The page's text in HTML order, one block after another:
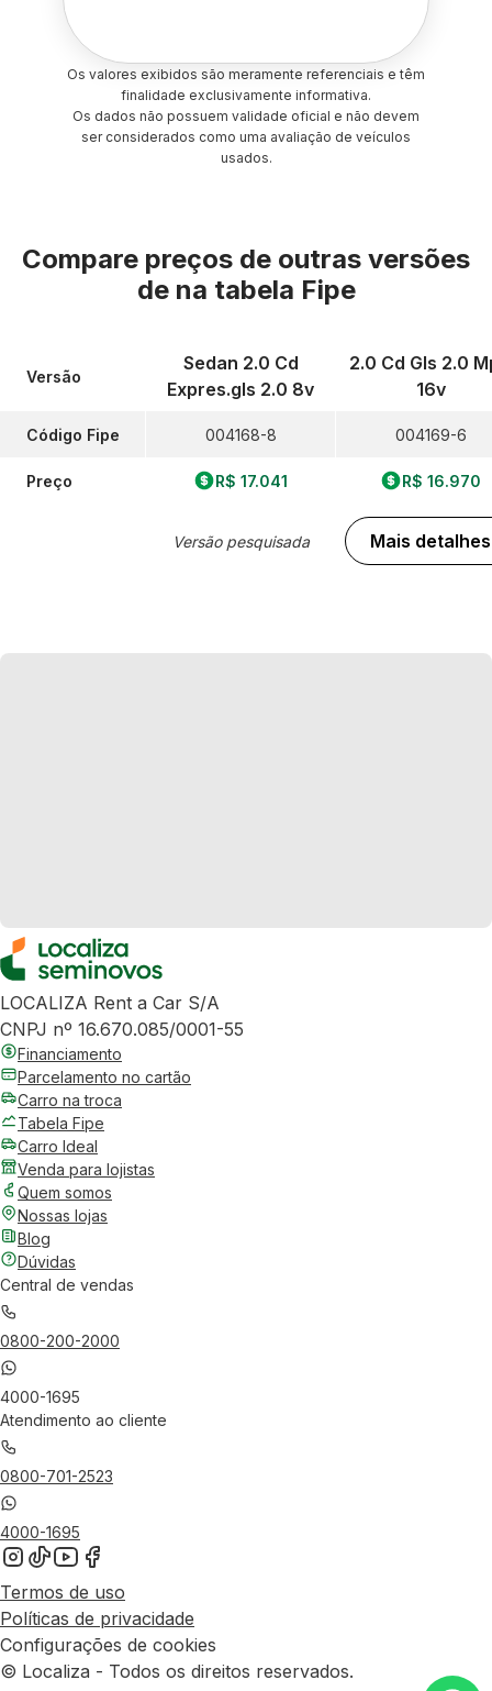
Os valores exibidos são meramente referenciais e têm
finalidade exclusivamente informativa.
Os dados não possuem validade oficial e não devem
ser considerados como uma avaliação de veículos
usados.
Compare preços de outras versões
de na tabela Fipe
Versão
Código Fipe
Preço
Sedan 2.0 Cd
Expres.gls 2.0 8v
004168-8
R$ 17.041
Versão pesquisada
2.0 Cd Gls 2.0
16v
004169-6
R$ 16.970
Mais detalhes
LOCALIZA Rent a Car S/A
CNPJ nº 16.670.085/0001-55
Financiamento
Parcelamento no cartão
Carro na troca
Tabela Fipe
Carro Ideal
Venda para lojistas
Quem somos
Nossas lojas
Blog
Dúvidas
Central de vendas
0800-200-2000
4000-1695
Atendimento ao cliente
0800-701-2523
4000-1695
Termos de uso
Políticas de privacidade
Configurações de cookies
© Localiza - Todos os direitos reservados.